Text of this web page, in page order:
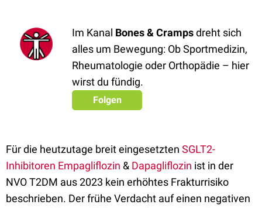
Im Kanal Bones & Crampsdreht sich
alles um Bewegung: Ob Sportmedizin,
Rheumatologie oder Orthopädie – hier
wirst du fündig.
Folgen
Für die heutzutage breit eingesetzten SGLT2-
Inhibitoren Empagliflozin & Dapagliflozin ist in der
NVO T2DM aus 2023 kein erhöhtes Frakturrisiko
beschrieben. Der frühe Verdacht auf einen negativen